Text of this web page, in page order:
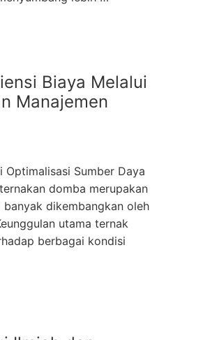
Biaya Melalui
Manajemen
Optimalisasi Sumber Daya
domba merupakan
dikembangkan oleh
utama ternak
berbagai kondisi